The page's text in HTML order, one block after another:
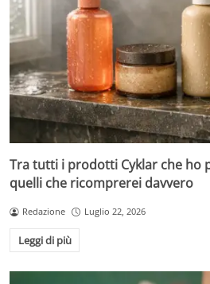
Tra tutti i prodotti Cyklar che ho
quelli che ricomprerei davvero
Redazione Luglio 22, 2026
Leggi di più